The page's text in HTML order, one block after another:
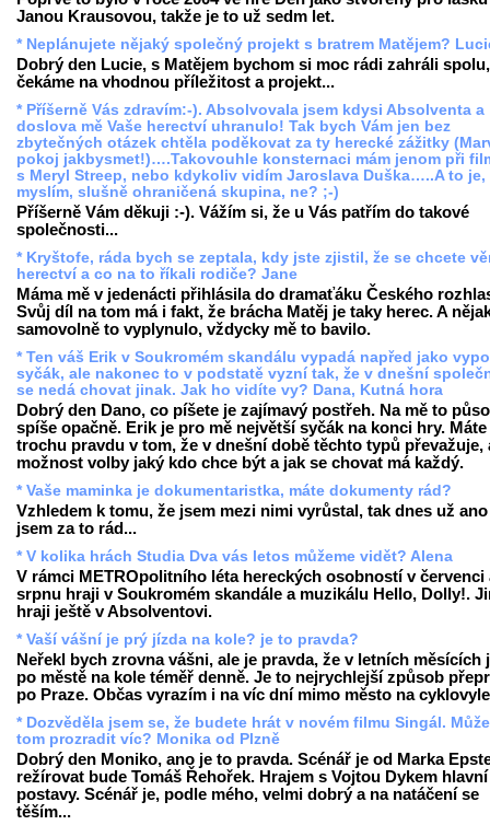
Janou Krausovou, takže je to už sedm let.
* Neplánujete nějaký společný projekt s bratrem Matějem?
Dobrý den Lucie, s Matějem bychom si moc rádi zahráli
čekáme na vhodnou příležitost a projekt...
* Příšerně Vás zdravím:-). Absolvovala jsem kdysi Absolventa a
doslova mě Vaše herectví uhranulo! Tak bych Vám jen bez
zbytečných otázek chtěla poděkovat za ty herecké zážitky
pokoj jakbysmet!)….Takovouhle konsternaci mám jenom při
s Meryl Streep, nebo kdykoliv vidím Jaroslava Duška…..A to je,
myslím, slušně ohraničená skupina, ne? ;-)
Příšerně Vám děkuji :-). Vážím si, že u Vás patřím do takové
společnosti...
* Kryštofe, ráda bych se zeptala, kdy jste zjistil, že se chcete
herectví a co na to říkali rodiče? Jane
Máma mě v jedenácti přihlásila do dramaťáku Českého
Svůj díl na tom má i fakt, že brácha Matěj je taky herec. A
samovolně to vyplynulo, vždycky mě to bavilo.
* Ten váš Erik v Soukromém skandálu vypadá napřed jako
syčák, ale nakonec to v podstatě vyzní tak, že v dnešní
se nedá chovat jinak. Jak ho vidíte vy? Dana, Kutná hora
Dobrý den Dano, co píšete je zajímavý postřeh. Na mě to
spíše opačně. Erik je pro mě největší syčák na konci hry. Máte
trochu pravdu v tom, že v dnešní době těchto typů převažuje,
možnost volby jaký kdo chce být a jak se chovat má každý.
* Vaše maminka je dokumentaristka, máte dokumenty rád?
Vzhledem k tomu, že jsem mezi nimi vyrůstal, tak dnes už ano
jsem za to rád...
* V kolika hrách Studia Dva vás letos můžeme vidět? Alena
V rámci METROpolitního léta hereckých osobností v červenci
srpnu hraji v Soukromém skandále a muzikálu Hello, Dolly!.
hraji ještě v Absolventovi.
* Vaší vášní je prý jízda na kole? je to pravda?
Neřekl bych zrovna vášni, ale je pravda, že v letních měsících
po městě na kole téměř denně. Je to nejrychlejší způsob
po Praze. Občas vyrazím i na víc dní mimo město na
* Dozvěděla jsem se, že budete hrát v novém filmu Singál.
tom prozradit víc? Monika od Plzně
Dobrý den Moniko, ano je to pravda. Scénář je od Marka
režírovat bude Tomáš Řehořek. Hrajem s Vojtou Dykem hlavní
postavy. Scénář je, podle mého, velmi dobrý a na natáčení se
těším...